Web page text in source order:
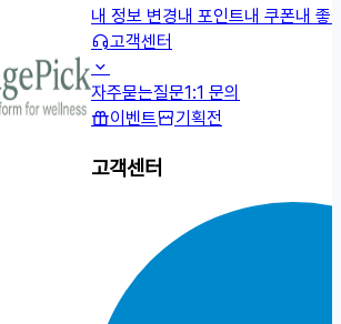
내 정보 변경내 포인트내 쿠폰내 좋
고객센터
자주묻는질문1:1 문의
이벤트
기획전
고객센터